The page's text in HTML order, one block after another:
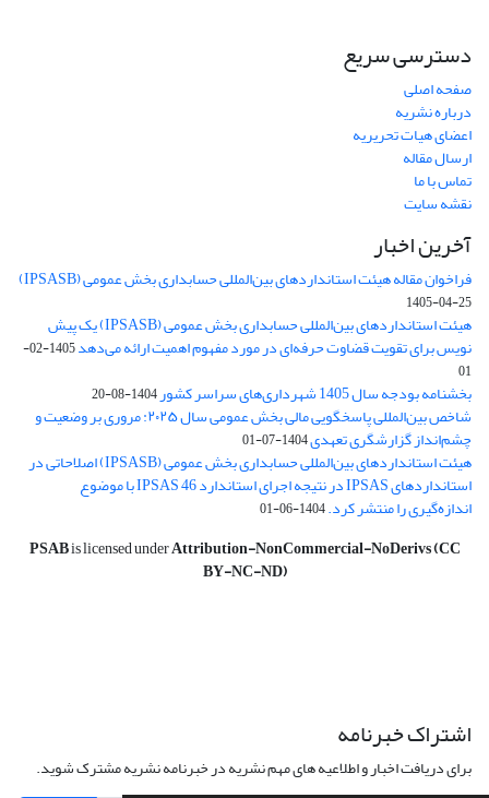
دسترسی سریع
صفحه اصلی
درباره نشریه
اعضای هیات تحریریه
ارسال مقاله
تماس با ما
نقشه سایت
آخرین اخبار
فراخوان مقاله هیئت استانداردهای بین‌المللی حسابداری بخش عمومی (IPSASB)
1405-04-25
هیئت استانداردهای بین‌المللی حسابداری بخش عمومی (IPSASB) یک پیش
نویس برای تقویت قضاوت‌ حرفه‌ای در مورد مفهوم اهمیت ارائه می‌دهد
1405-02-
01
بخشنامه بودجه سال 1405 شهرداری‌های سراسر کشور 1404-08-20
شاخص بین‌المللی پاسخگویی مالی بخش عمومی سال ۲۰۲۵: مروری بر وضعیت و
چشم‌انداز گزارشگری تعهدی1404-07-01
هیئت استانداردهای بین‌المللی حسابداری بخش عمومی (IPSASB) اصلاحاتی در
استانداردهای IPSAS در نتیجه اجرای استاندارد IPSAS 46 با موضوع
اندازه‌گیری را منتشر کرد.1404-06-01
PSABis licensed underAttribution-NonCommercial-NoDerivs (CC
BY-NC-ND)
اشتراک خبرنامه
برای دریافت اخبار و اطلاعیه های مهم نشریه در خبرنامه نشریه مشترک شوید.